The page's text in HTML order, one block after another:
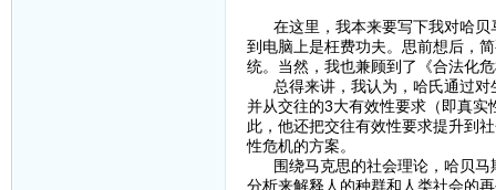
在这里，我本来要写下我对哈贝
到电脑上是枉费功夫。思前想后，
统。当然，我也兼顾到了《合法化
总得来讲，我认为，哈氏通过对
并从交往的3大有效性要求（即真
此，他还把交往有效性要求提升到
性危机的方案。
围绕马克思的社会理论，哈贝马
分析来解释人的种群和人类社会的